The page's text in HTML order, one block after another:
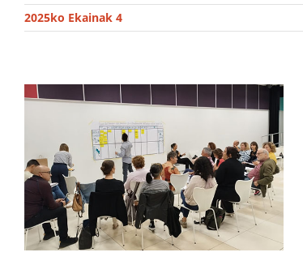
2025ko Ekainak 4